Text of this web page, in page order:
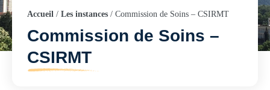
Accueil / Les instances / Commission de Soins – CSIRMT
Commission de Soins –
CSIRMT